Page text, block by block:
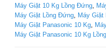
Máy Giặt 10 Kg Lồng Đứng
Máy Giặt Lồng Đứng Máy Giặt
Máy Giặt Panasonic 10 Kg
Máy Giặt Panasonic 10 Kg